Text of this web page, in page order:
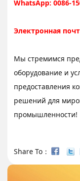
WhatsApp: 0086-
Электронная
Мы стремимся
оборудование и
предоставления
решений для
промышленности!
Share To：